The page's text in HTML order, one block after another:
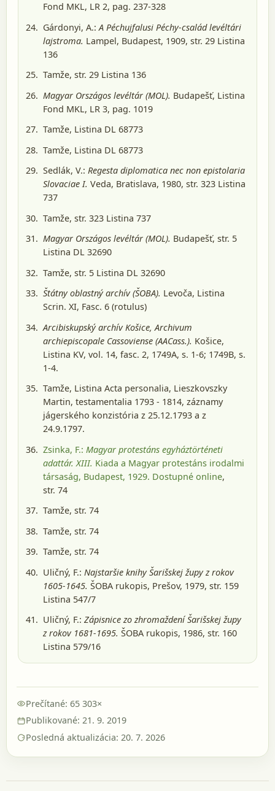
Fond MKL, LR 2, pag. 237-328
Gárdonyi, A.: A Péchujfalusi Péchy-család levéltári
lajstroma. Lampel, Budapest, 1909, str. 29 Listina
136
Tamže, str. 29 Listina 136
Magyar Országos levéltár (MOL). Budapešť, Listina
Fond MKL, LR 3, pag. 1019
Tamže, Listina DL 68773
Tamže, Listina DL 68773
Sedlák, V.: Regesta diplomatica nec non epistolaria
Slovaciae I. Veda, Bratislava, 1980, str. 323 Listina
737
Tamže, str. 323 Listina 737
Magyar Országos levéltár (MOL). Budapešť, str. 5
Listina DL 32690
Tamže, str. 5 Listina DL 32690
Štátny oblastný archív (ŠOBA). Levoča, Listina
Scrin. XI, Fasc. 6 (rotulus)
Arcibiskupský archív Košice, Archivum
archiepiscopale Cassoviense (AACass.). Košice,
Listina KV, vol. 14, fasc. 2, 1749A, s. 1-6; 1749B, s.
1-4.
Tamže, Listina Acta personalia, Lieszkovszky
Martin, testamentalia 1793 - 1814, záznamy
jágerského konzistória z 25.12.1793 a z
24.9.1797.
Zsinka, F.: Magyar protestáns egyháztörténeti
adattár. XIII. Kiada a Magyar protestáns irodalmi
társaság, Budapest, 1929. Dostupné online,
str. 74
Tamže, str. 74
Tamže, str. 74
Tamže, str. 74
Uličný, F.: Najstaršie knihy Šarišskej župy z rokov
1605-1645. ŠOBA rukopis, Prešov, 1979, str. 159
Listina 547/7
Uličný, F.: Zápisnice zo zhromaždení Šarišskej župy
z rokov 1681-1695. ŠOBA rukopis, 1986, str. 160
Listina 579/16
Prečítané: 65 303×
Publikované: 21. 9. 2019
Posledná aktualizácia: 20. 7. 2026